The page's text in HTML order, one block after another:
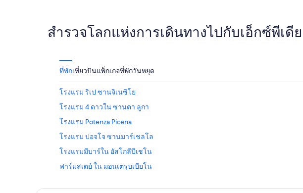
สำรวจโลกแห่งการเดินทางไปกับเอ็กซ์พีเดีย
ที่พักเที่ยวบินแพ็กเกจที่พักวันหยุด
โรงแรม ริเป ซานจิเนซิโย
โรงแรม 4 ดาวใน ซานตา ลูกา
โรงแรม Potenza Picena
โรงแรม ปอจโจ ซานมาร์เชลโล
โรงแรมมีบาร์ใน อัสโกลีปีเชโน
ฟาร์มสเตย์ ใน มอนเตรุบเบียโน